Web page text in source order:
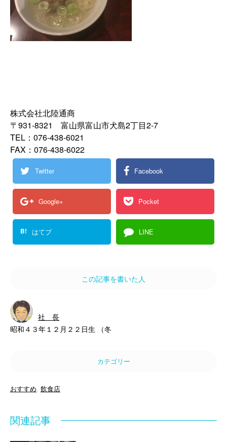
株式会社北陸通商
〒931-8321 富山県富山市犬島2丁目2-7
TEL：076-438-6021
FAX：076-438-6022
Twitter Facebook
Google+ Pocket
B! はてブ LINE
この記事を書いた人
社 長
昭和４３年１２月２２日生 （冬
カテゴリー
おすすめ, 飲食店
関連記事